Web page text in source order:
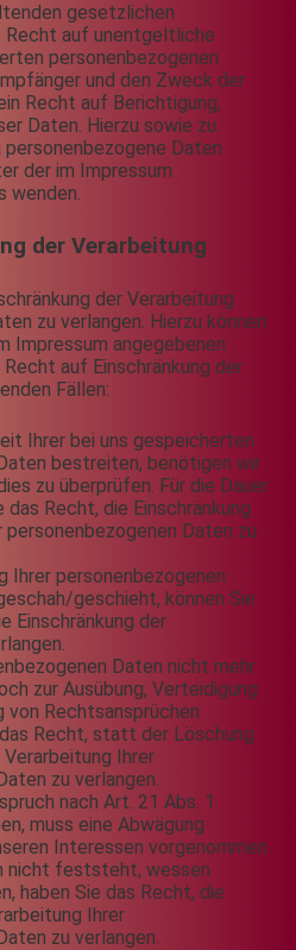
gesetzlichen
Recht auf unentgeltliche
personenbezogenen
und den Zweck der
Recht auf Berichtigung,
Daten. Hierzu sowie zu
Daten
der im Impressum
wenden.
der Verarbeitung
der Verarbeitung
zu verlangen. Hierzu können
Impressum angegebenen
auf Einschränkung der
Fällen:
Ihrer bei uns gespeicherten
bestreiten, benötigen wir
zu überprüfen. Für die Dauer
Recht, die Einschränkung
Daten zu
Ihrer personenbezogenen
geschieht, können Sie
Einschränkung der
Daten nicht mehr
zur Ausübung, Verteidigung
von Rechtsansprüchen
Recht, statt der Löschung
Verarbeitung Ihrer
zu verlangen.
nach Art. 21 Abs. 1
muss eine Abwägung
Interessen vorgenommen
nicht feststeht, wessen
haben Sie das Recht, die
Ihrer
zu verlangen.